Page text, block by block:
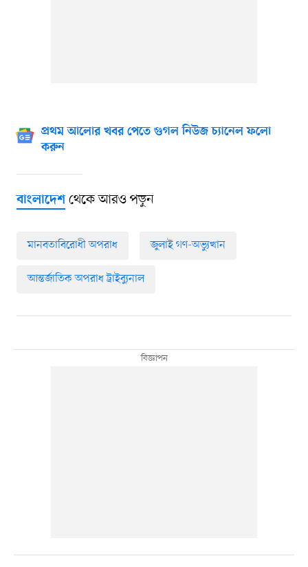
প্রথম আলোর খবর পেতে গুগল নিউজ চ্যানেল ফলো
করুন
বাংলাদেশথেকে আরও পড়ুন
মানবতাবিরোধী অপরাধ জুলাই গণ-অভ্যুত্থান
আন্তর্জাতিক অপরাধ ট্রাইব্যুনাল